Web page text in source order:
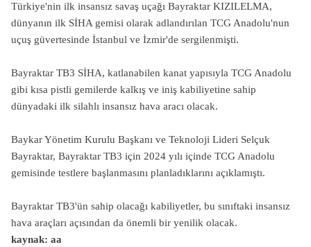
Türkiye'nin ilk insansız savaş uçağı Bayraktar KIZILELMA,
dünyanın ilk SİHA gemisi olarak adlandırılan TCG Anadolu'nun
uçuş güvertesinde İstanbul ve İzmir'de sergilenmişti.
Bayraktar TB3 SİHA, katlanabilen kanat yapısıyla TCG Anadolu
gibi kısa pistli gemilerde kalkış ve iniş kabiliyetine sahip
dünyadaki ilk silahlı insansız hava aracı olacak.
Baykar Yönetim Kurulu Başkanı ve Teknoloji Lideri Selçuk
Bayraktar, Bayraktar TB3 için 2024 yılı içinde TCG Anadolu
gemisinde testlere başlanmasını planladıklarını açıklamıştı.
Bayraktar TB3'ün sahip olacağı kabiliyetler, bu sınıftaki insansız
hava araçları açısından da önemli bir yenilik olacak.
kaynak: aa